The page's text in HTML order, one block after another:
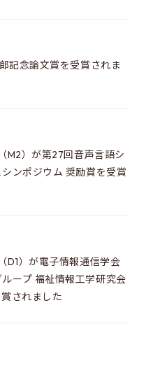
記念論文賞を受賞されま
M2）が第27回音声言語シ
ンポジウム 奨励賞を受賞
D1）が電子情報通信学会
ープ 福祉情報工学研究会
されました